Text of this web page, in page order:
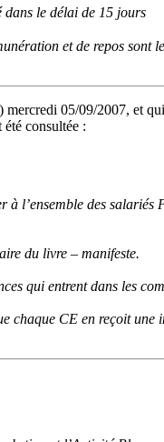
dans le délai de 15 jours
et de repos sont
05/09/2007, et
consultée :
l’ensemble des
du livre – manifeste.
qui entrent dans les
chaque CE en reçoit